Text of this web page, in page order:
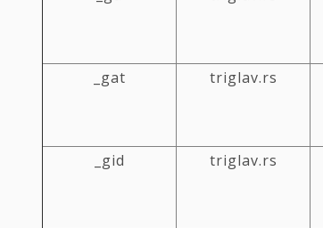
_gat triglav.rs
_gid triglav.rs